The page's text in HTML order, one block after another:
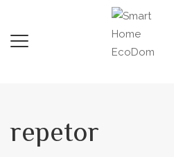
repetor